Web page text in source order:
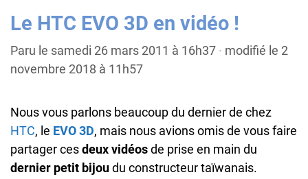
Le HTC EVO 3D en vidéo !
Paru le samedi 26 mars 2011 à 16h37 · modifié le 2
novembre 2018 à 11h57
Nous vous parlons beaucoup du dernier de chez
HTC, le EVO 3D, mais nous avions omis de vous faire
partager cesdeux vidéosde prise en main du
dernier petit bijoudu constructeur taïwanais.